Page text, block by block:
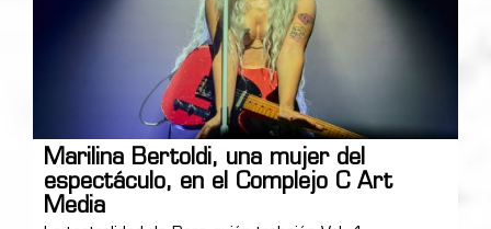
Marilina Bertoldi, una mujer del
espectáculo, en el Complejo C Art
Media